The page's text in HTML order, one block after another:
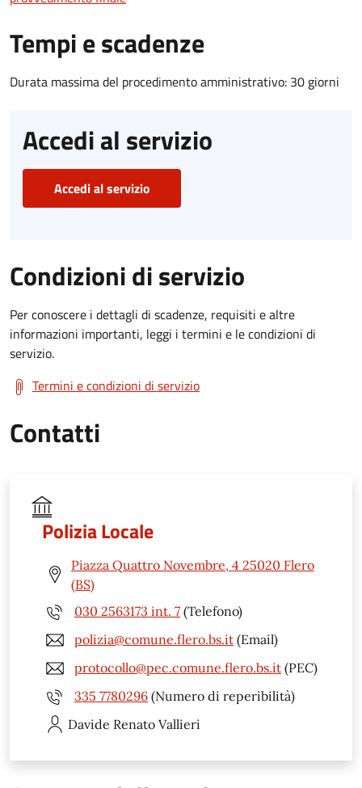
Tempi e scadenze
Durata massima del procedimento amministrativo: 30 giorni
Accedi al servizio
Accedi al servizio
Condizioni di servizio
Per conoscere i dettagli di scadenze, requisiti e altre
informazioni importanti, leggi i termini e le condizioni di
servizio.
Termini e condizioni di servizio
Contatti
Polizia Locale
Piazza Quattro Novembre, 4 25020 Flero
(BS)
030 2563173 int. 7 (Telefono)
polizia@comune.flero.bs.it (Email)
protocollo@pec.comune.flero.bs.it (PEC)
335 7780296 (Numero di reperibilità)
Davide Renato Vallieri